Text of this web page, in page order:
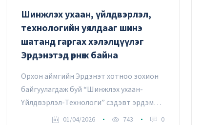
Шинжлэх ухаан, үйлдвэрлэл,
технологийн уялдааг шинэ
шатанд гаргах хэлэлцүүлэг
Эрдэнэтэд өрнөж байна
Орхон аймгийн Эрдэнэт хотноо зохион
байгуулагдаж буй “Шинжлэх ухаан-
Үйлдвэрлэл-Технологи” сэдэвт эрдэм
шинжилгээ, хэлэлцүүлгийн хурал нь салбар
01/04/2026 743 0
Д.ӨНӨБАТ: Ажилтнуудад
эмчилгээ, сувилгаанд зориулж
жилд 1.5 сая төгрөг хүртэлх
дэмжлэг олгож байгаа
М.Одгэрэл